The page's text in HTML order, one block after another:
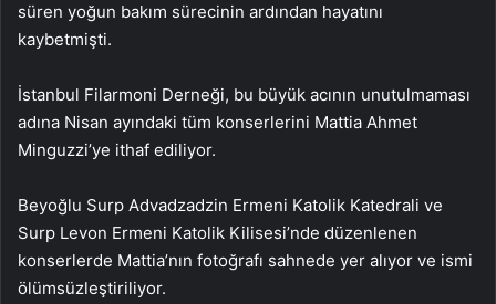
süren yoğun bakım sürecinin ardından hayatını
kaybetmişti.
İstanbul Filarmoni Derneği, bu büyük acının unutulmaması
adına Nisan ayındaki tüm konserlerini Mattia Ahmet
Minguzzi’ye ithaf ediliyor.
Beyoğlu Surp Advadzadzin Ermeni Katolik Katedrali ve
Surp Levon Ermeni Katolik Kilisesi’nde düzenlenen
konserlerde Mattia’nın fotoğrafı sahnede yer alıyor ve ismi
ölümsüzleştiriliyor.